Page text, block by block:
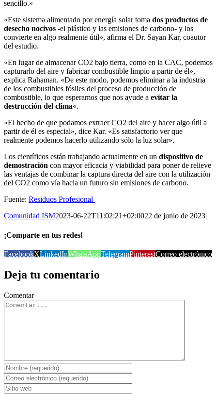
sencillo.»
«Este sistema alimentado por energía solar toma dos productos de
desecho nocivos -el plástico y las emisiones de carbono- y los
convierte en algo realmente útil», afirma el Dr. Sayan Kar, coautor
del estudio.
«En lugar de almacenar CO2 bajo tierra, como en la CAC, podemos
capturarlo del aire y fabricar combustible limpio a partir de él»,
explica Rahaman. «De este modo, podemos eliminar a la industria
de los combustibles fósiles del proceso de producción de
combustible, lo que esperamos que nos ayude a evitar la
destrucción del clima«.
«El hecho de que podamos extraer CO2 del aire y hacer algo útil a
partir de él es especial», dice Kar. «Es satisfactorio ver que
realmente podemos hacerlo utilizando sólo la luz solar».
Los científicos están trabajando actualmente en un dispositivo de
demostración con mayor eficacia y viabilidad para poner de relieve
las ventajas de combinar la captura directa del aire con la utilización
del CO2 como vía hacia un futuro sin emisiones de carbono.
Fuente: Residuos Profesional
Comunidad ISM2023-06-22T11:02:21+02:0022 de junio de 2023|
¡Comparte en tus redes!
FacebookXLinkedInWhatsAppTelegramPinterestCorreo electrónico
Deja tu comentario
Comentar